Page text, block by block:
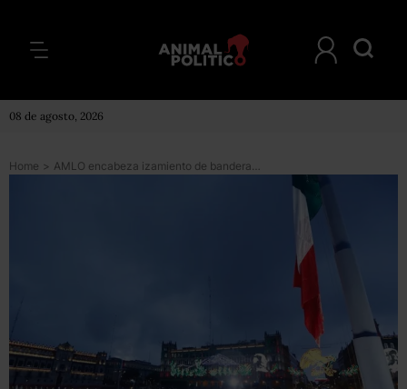
08 de agosto, 2026
Home > AMLO encabeza izamiento de bandera para conmemorar 19S; 6 mil 551 personas han muerto por sismos desde 1985: gobierno